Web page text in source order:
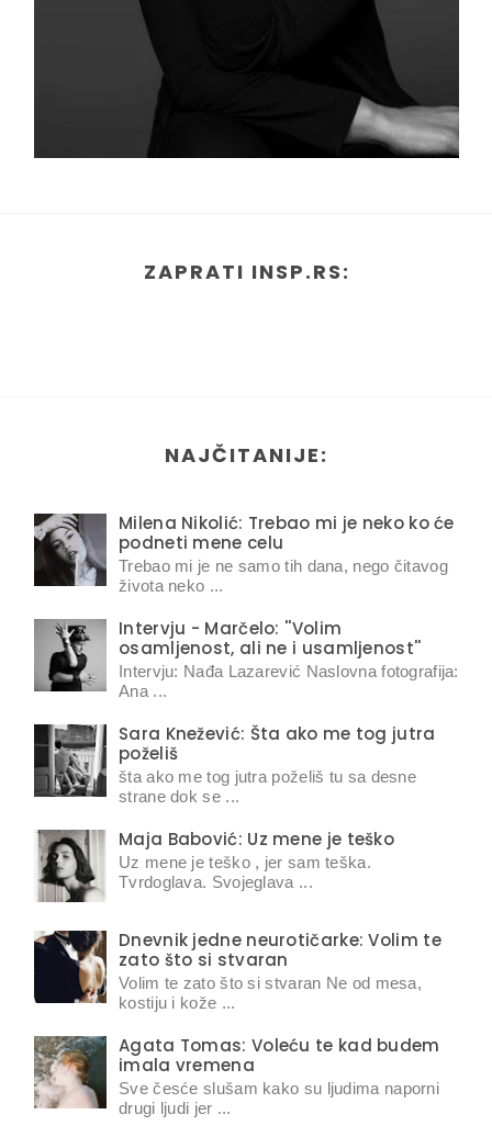
ZAPRATI INSP.RS:
NAJČITANIJE:
Milena Nikolić: Trebao mi je neko ko će
podneti mene celu
Trebao mi je ne samo tih dana, nego čitavog
života neko ...
Intervju - Marčelo: ''Volim
osamljenost, ali ne i usamljenost''
Intervju: Nađa Lazarević Naslovna fotografija:
Ana ...
Sara Knežević: Šta ako me tog jutra
poželiš
šta ako me tog jutra poželiš tu sa desne
strane dok se ...
Maja Babović: Uz mene je teško
Uz mene je teško , jer sam teška.
Tvrdoglava. Svojeglava ...
Dnevnik jedne neurotičarke: Volim te
zato što si stvaran
Volim te zato što si stvaran Ne od mesa,
kostiju i kože ...
Agata Tomas: Voleću te kad budem
imala vremena
Sve česće slušam kako su ljudima naporni
drugi ljudi jer ...